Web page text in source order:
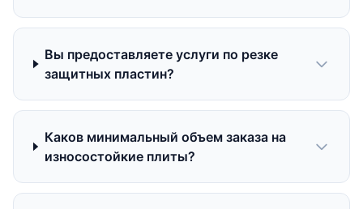
Вы предоставляете услуги по резке
защитных пластин?
Каков минимальный объем заказа на
износостойкие плиты?